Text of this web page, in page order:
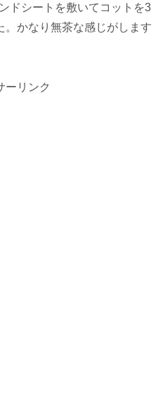
ドシートを敷いてコットを3
かなり無茶な感じがします
ーリンク